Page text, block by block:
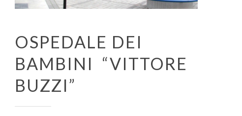
OSPEDALE DEI
BAMBINI “VITTORE
BUZZI”